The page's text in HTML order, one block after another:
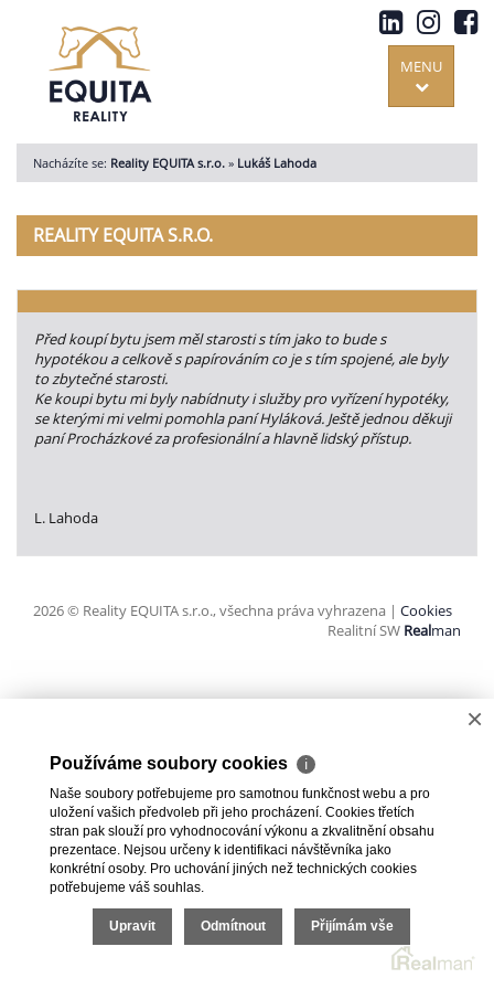
MENU
Nacházíte se: Reality EQUITA s.r.o. » Lukáš Lahoda
REALITY EQUITA S.R.O.
Před koupí bytu jsem měl starosti s tím jako to bude s
hypotékou a celkově s papírováním co je s tím spojené, ale byly
to zbytečné starosti.
Ke koupi bytu mi byly nabídnuty i služby pro vyřízení hypotéky,
se kterými mi velmi pomohla paní Hyláková. Ještě jednou děkuji
paní Procházkové za profesionální a hlavně lidský přístup.
L. Lahoda
2026 © Reality EQUITA s.r.o., všechna práva vyhrazena | Cookies
Realitní SW Realman
×
Používáme soubory cookies ℹ
Naše soubory potřebujeme pro samotnou funkčnost webu a pro
uložení vašich předvoleb při jeho procházení. Cookies třetích
stran pak slouží pro vyhodnocování výkonu a zkvalitnění obsahu
prezentace. Nejsou určeny k identifikaci návštěvníka jako
konkrétní osoby. Pro uchování jiných než technických cookies
potřebujeme váš souhlas.
Upravit Odmítnout Přijímám vše